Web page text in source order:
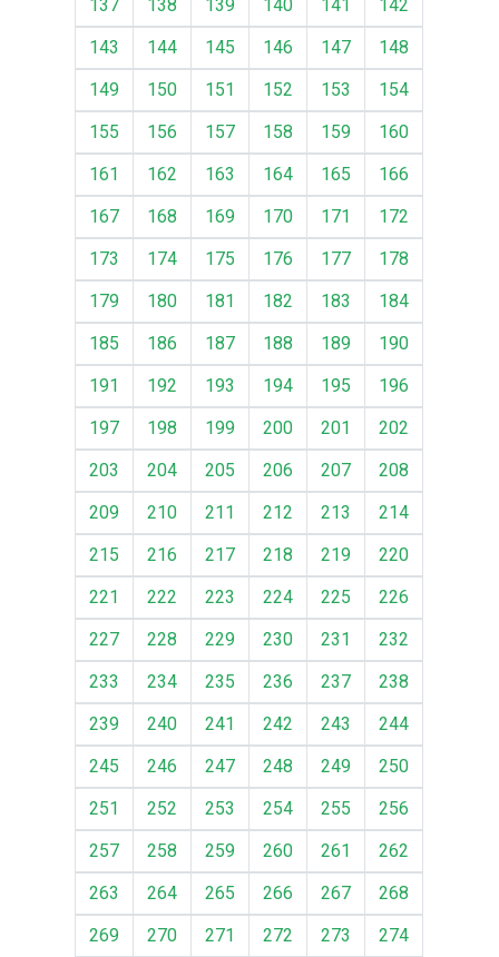
137
138 139 140 141
142
143
144 145 146 147
148
149
150 151 152 153
154
155
156 157 158 159
160
161
162 163 164 165
166
167
168 169 170 171
172
173
174 175 176 177
178
179
180 181 182 183
184
185
186 187 188 189
190
191
192 193 194 195
196
197
198 199 200 201
202
203
204 205 206 207
208
209
210 211 212 213
214
215
216 217 218 219
220
221
222 223 224 225
226
227
228 229 230 231
232
233
234 235 236 237
238
239
240 241 242 243
244
245
246 247 248 249
250
251
252 253 254 255
256
257
258 259 260 261
262
263
264 265 266 267
268
269
270 271 272 273
274